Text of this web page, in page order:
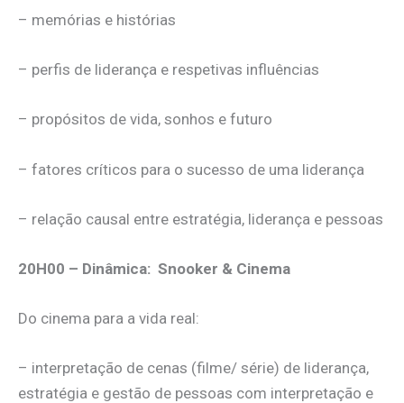
– memórias e histórias
– perfis de liderança e respetivas influências
– propósitos de vida, sonhos e futuro
– fatores críticos para o sucesso de uma liderança
– relação causal entre estratégia, liderança e pessoas
20H00 – Dinâmica: Snooker & Cinema
Do cinema para a vida real:
– interpretação de cenas (filme/ série) de liderança,
estratégia e gestão de pessoas com interpretação e